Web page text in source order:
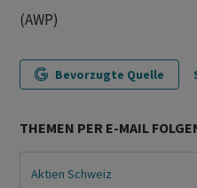
(AWP)
Bevorzugte Quelle
THEMEN PER E-MAIL
Aktien Schweiz